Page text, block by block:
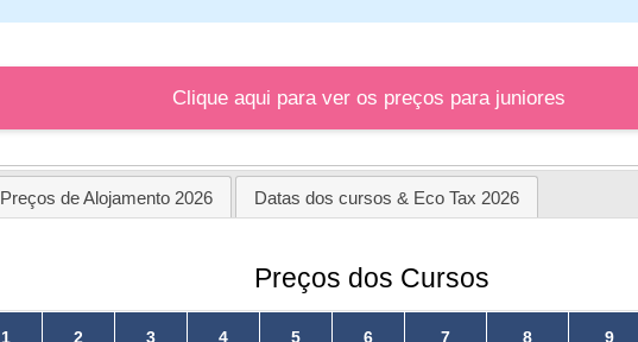
Clique aqui para ver os preços para juniores
Preços de Alojamento 2026 Datas dos cursos & Eco Tax 2026
Preços dos Cursos
1 2 3 4 5 6 7 8 9